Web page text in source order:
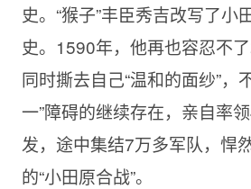
史。“猴子”丰臣秀吉改写了小
史。1590年，他再也容忍不了
同时撕去自己“温和的面纱”，
一”障碍的继续存在，亲自率
发，途中集结7万多军队，悍
的“小田原合战”。